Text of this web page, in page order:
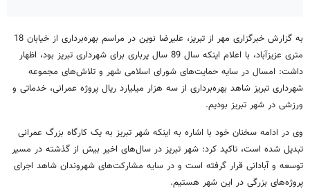
به گزارش خبرگزاری مهر از تبریز، علیرضا نوین در مراسم بهره‌برداری از خیابان 18
متری عزیزآباد، با اعلام اینکه سال 89 سال پرباری برای شهرداری تبریز بود، اظهار
داشت: امسال در سایه حمایت‌های شورای اسلامی شهر و تلاش‌های مجموعه
شهرداری تبریز شاهد بهره‌برداری از سه هزار میلیارد ریال پروژه عمرانی، خدماتی و
ورزشی در شهر تبریز بودیم.
وی در ادامه سخنان خود با اشاره به اینکه شهر تبریز به یک کارگاه بزرگ عمرانی
تبدیل شده است، تاکید کرد: شهر تبریز در سال‌های اخیر بیش از گذشته در مسیر
توسعه و آبادانی قرار گرفته است و در سایه مشارکت‌های شهروندان شاهد اجرای
پروژه‌های بزرگی در این شهر هستیم.